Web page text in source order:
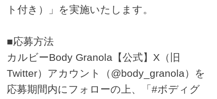
ト付き）」を実施いたします。
■応募方法
カルビーBody Granola【公式】X（旧
Twitter）アカウント（@body_granola）を
応募期間内にフォローの上、「#ボディグ